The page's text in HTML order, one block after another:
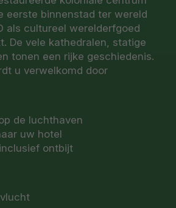
eerste binnenstad ter wereld
als cultureel werelderfgoed
De vele kathedralen, statige
tonen een rijke geschiedenis.
u verwelkomd door
waarna u naar
U verblijft deze nachten
het koloniale centrum van de
is een wereldwijde
en beheerd worden door, een
de luchthaven
uw hotel
ontbijt